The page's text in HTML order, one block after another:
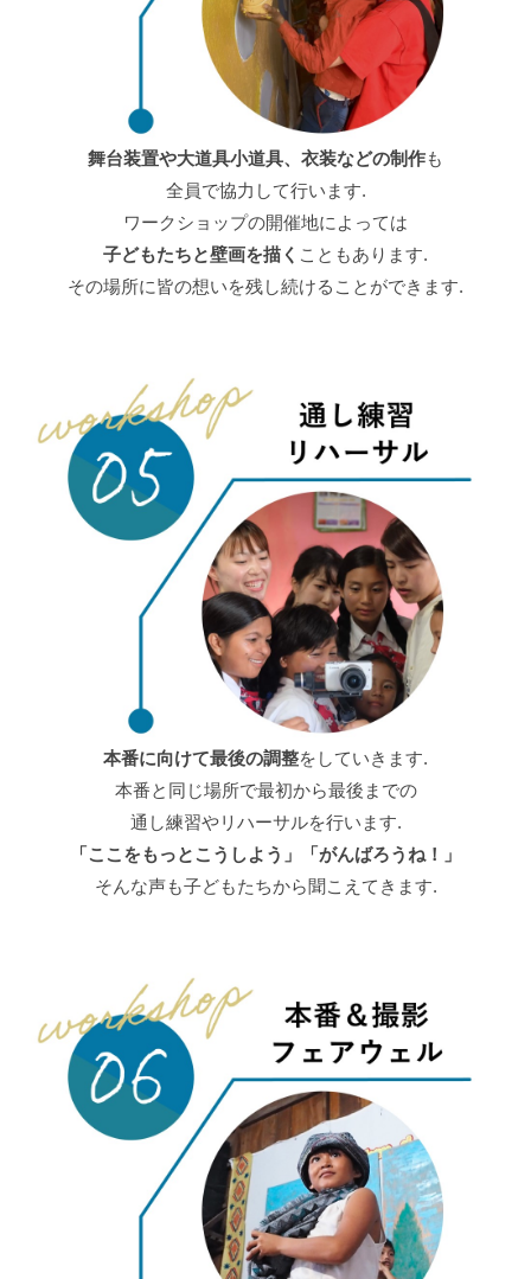
舞台装置や大道具小道具、衣装などの制作も
全員で協力して行います.
ワークショップの開催地によっては
子どもたちと壁画を描く こともあります.
その場所に皆の想いを残し続けることができます.
本番に向けて最後の調整をしていきます.
本番と同じ場所で最初から最後までの
通し練習やリハーサルを行います.
「ここをもっとこうしよう」「がんばろうね！」
そんな声も子どもたちから聞こえてきます.